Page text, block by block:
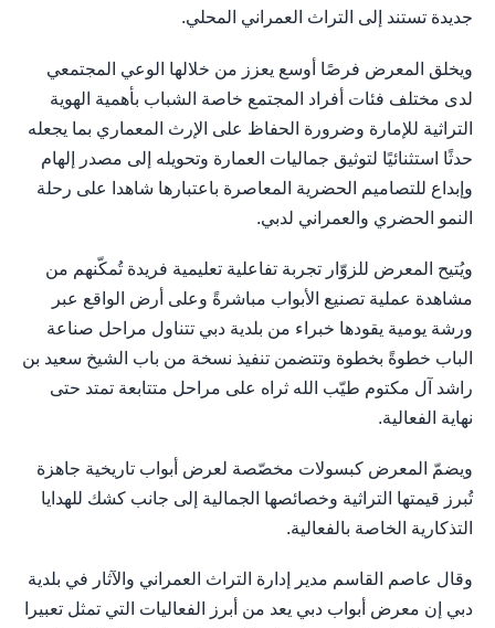
جديدة تستند إلى التراث العمراني المحلي.
ويخلق المعرض فرصًا أوسع يعزز من خلالها الوعي المجتمعي
لدى مختلف فئات أفراد المجتمع خاصة الشباب بأهمية الهوية
التراثية للإمارة وضرورة الحفاظ على الإرث المعماري بما يجعله
حدثًا استثنائيًا لتوثيق جماليات العمارة وتحويله إلى مصدر إلهام
وإبداع للتصاميم الحضرية المعاصرة باعتبارها شاهدا على رحلة
النمو الحضري والعمراني لدبي.
ويُتيح المعرض للزوّار تجربة تفاعلية تعليمية فريدة تُمكّنهم من
مشاهدة عملية تصنيع الأبواب مباشرةً وعلى أرض الواقع عبر
ورشة يومية يقودها خبراء من بلدية دبي تتناول مراحل صناعة
الباب خطوةً بخطوة وتتضمن تنفيذ نسخة من باب الشيخ سعيد بن
راشد آل مكتوم طيّب الله ثراه على مراحل متتابعة تمتد حتى
نهاية الفعالية.
ويضمّ المعرض كبسولات مخصّصة لعرض أبواب تاريخية جاهزة
تُبرز قيمتها التراثية وخصائصها الجمالية إلى جانب كشك للهدايا
التذكارية الخاصة بالفعالية.
وقال عاصم القاسم مدير إدارة التراث العمراني والآثار في بلدية
دبي إن معرض أبواب دبي يعد من أبرز الفعاليات التي تمثل تعبيرا